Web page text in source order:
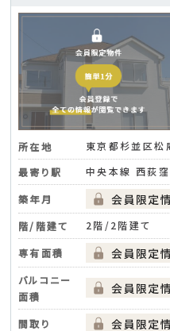
所在地
東京都杉並区松
最寄り駅
中央本線 西荻
築年月
階/階建て
2階/2階建て
専有面積
バルコニー
面積
間取り